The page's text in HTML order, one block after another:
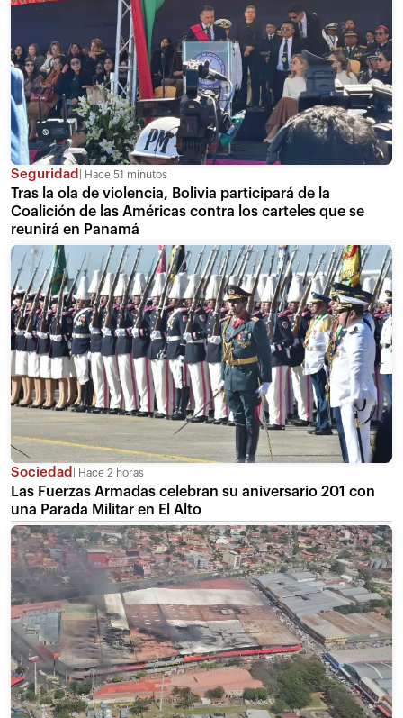
Seguridad Hace 51 minutos
Tras la ola de violencia, Bolivia participará de la
Coalición de las Américas contra los carteles que se
reunirá en Panamá
Sociedad Hace 2 horas
Las Fuerzas Armadas celebran su aniversario 201 con
una Parada Militar en El Alto